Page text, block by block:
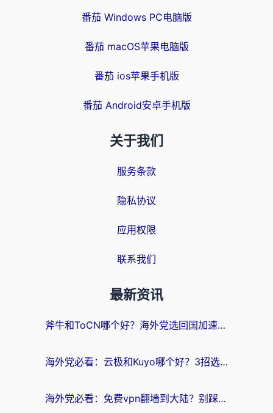
番茄 Windows PC电脑版
番茄 macOS苹果电脑版
番茄 ios苹果手机版
番茄 Android安卓手机版
关于我们
服务条款
隐私协议
应用权限
联系我们
最新资讯
斧牛和ToCN哪个好？海外党选回国加速器的避坑指南（附免费工具推荐）
海外党必看：云极和Kuyo哪个好？3招选对回国加速器，无缝刷国内资源
海外党必看：免费vpn翻墙到大陆？别踩坑！教你选对回国加速器无缝追剧玩游戏